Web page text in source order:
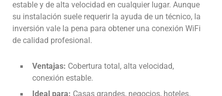
estable y de alta velocidad en cualquier lugar. Aunque
su instalación suele requerir la ayuda de un técnico, la
inversión vale la pena para obtener una conexión WiFi
de calidad profesional.
Ventajas: Cobertura total, alta velocidad,
conexión estable.
Ideal para: Casas grandes, negocios, hoteles.